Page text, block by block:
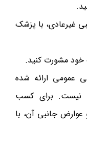
غیرعادی، با پزشک
خود مشورت کنید.
عمومی ارائه شده
نیست. برای کسب
عوارض جانبی آن، با